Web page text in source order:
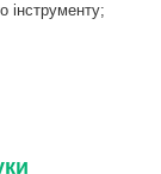
інструменту;